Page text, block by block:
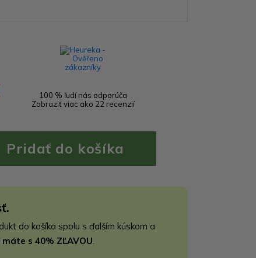
100 % ľudí nás odporúča
Zobraziť viac ako 22 recenzií
do košíka spolu s ďalším kúskom a
s 40% ZĽAVOU.